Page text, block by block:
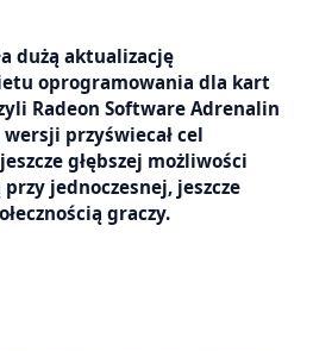
dużą aktualizację
oprogramowania dla kart
Radeon Software Adrenalin
przyświecał cel
głębszej możliwości
jednoczesnej, jeszcze
graczy.